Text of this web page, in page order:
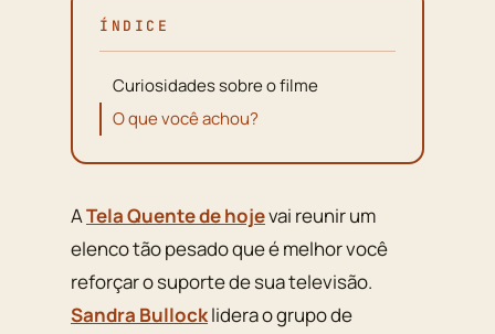
ÍNDICE
Curiosidades sobre o filme
O que você achou?
Tela Quente de hojevai reunir um
elenco tão pesado que é melhor você
reforçar o suporte de sua televisão.
Sandra Bullocklidera o grupo de